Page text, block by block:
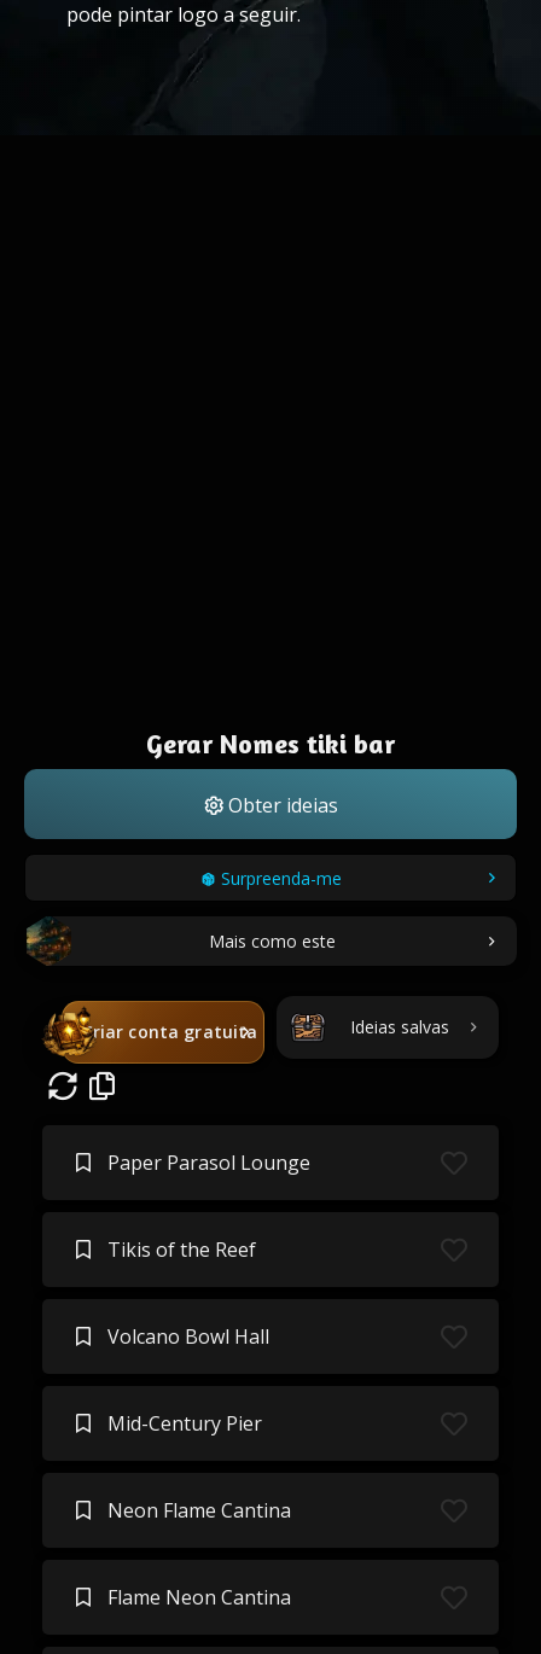
pode pintar logo a seguir.
Gerar Nomes tiki bar
Obter ideias
Surpreenda-me
Mais como este
Criar conta gratuita Ideias salvas
Paper Parasol Lounge
Tikis of the Reef
Volcano Bowl Hall
Mid-Century Pier
Neon Flame Cantina
Flame Neon Cantina